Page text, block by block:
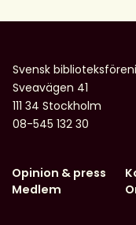
barn-
Svensk
Sveavägen 41
111 34 Stockholm
08-545 132 30
Opinion & press
Medlem